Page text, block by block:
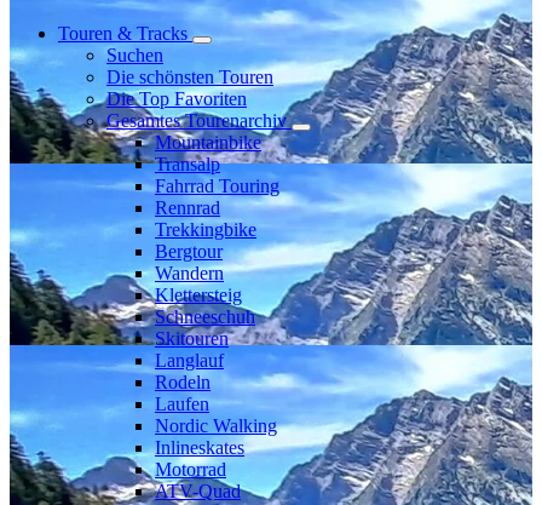
Touren & Tracks
Suchen
Die schönsten Touren
Die Top Favoriten
Gesamtes Tourenarchiv
Mountainbike
Transalp
Fahrrad Touring
Rennrad
Trekkingbike
Bergtour
Wandern
Klettersteig
Schneeschuh
Skitouren
Langlauf
Rodeln
Laufen
Nordic Walking
Inlineskates
Motorrad
ATV-Quad